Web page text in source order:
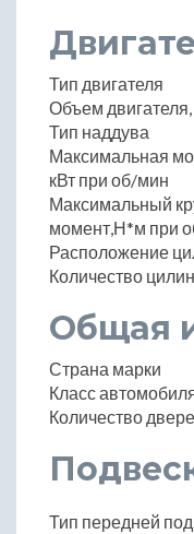
Тип двигателя
Объем двигателя,
Тип наддува
Максимальная
кВт при об/мин
Максимальный
момент,Н*м при
Расположение
Количество
Общая
Страна марки
Класс
Количество
Тип передней